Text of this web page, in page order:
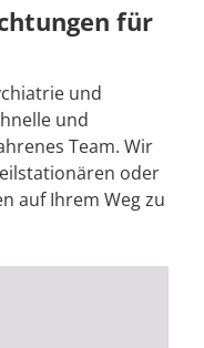
für
und
und
Team. Wir
oder
auf Ihrem Weg zu